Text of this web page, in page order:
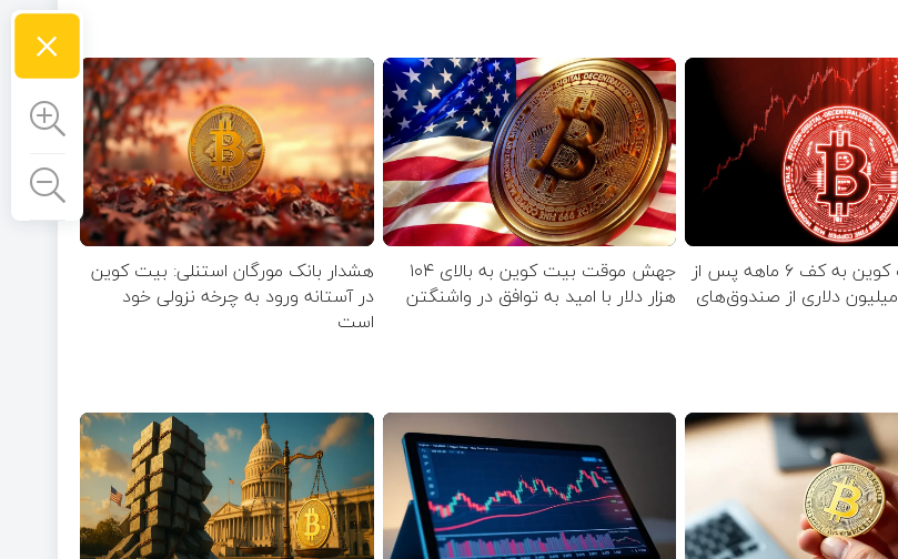
سقوط بیت کوین به کف ۶‌ ماهه پس از
خروج ۸۷۰ میلیون دلاری از صندوق‌های
جهش موقت بیت‌ کوین به بالای ۱۰۴
هزار دلار با امید به توافق در واشنگتن
هشدار بانک مورگان استنلی: بیت کوین
در آستانه ورود به چرخه نزولی خود
است
×